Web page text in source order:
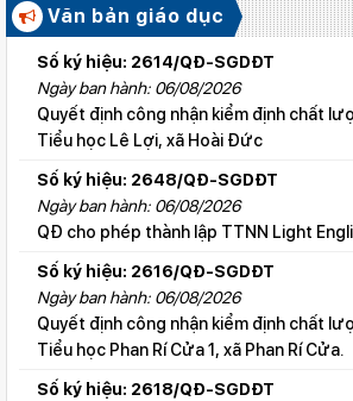
Văn bản giáo dục
Số ký hiệu: 2614/QĐ-SGDĐT
Ngày ban hành: 06/08/2026
Quyết định công nhận kiểm định chất
Tiểu học Lê Lợi, xã Hoài Đức
Số ký hiệu: 2648/QĐ-SGDĐT
Ngày ban hành: 06/08/2026
QĐ cho phép thành lập TTNN Light
Số ký hiệu: 2616/QĐ-SGDĐT
Ngày ban hành: 06/08/2026
Quyết định công nhận kiểm định chất
Tiểu học Phan Rí Cửa 1, xã Phan Rí Cửa.
Số ký hiệu: 2618/QĐ-SGDĐT